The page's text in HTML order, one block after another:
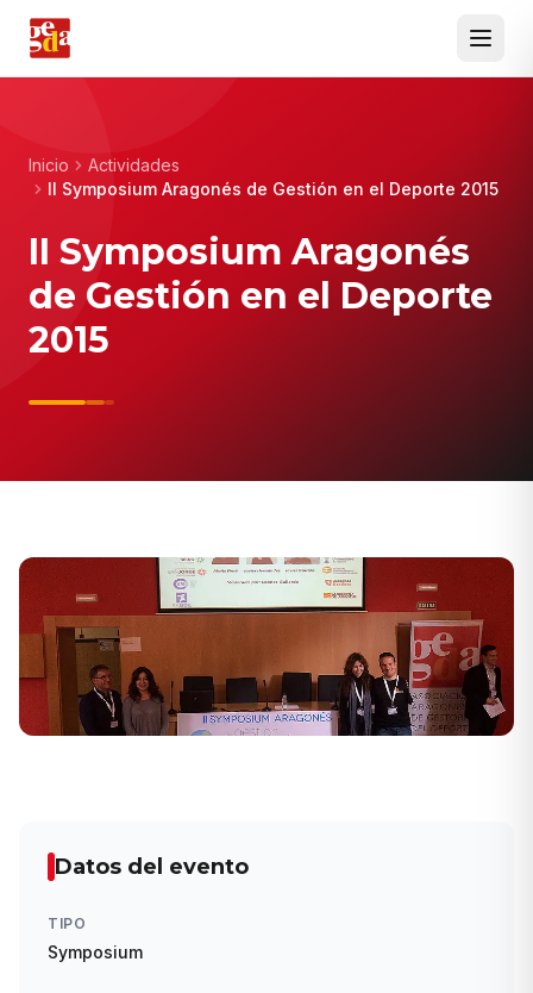
Inicio
Actividades
II Symposium Aragonés de Gestión en el Deporte 2015
II Symposium Aragonés
de Gestión en el Deporte
2015
Datos del evento
TIPO
Symposium